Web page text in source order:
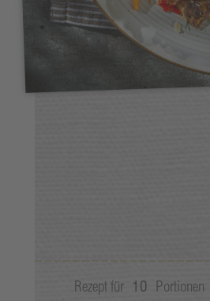
Rezept für 10 Portionen